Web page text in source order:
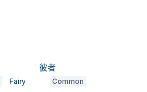
彼者
Fairy Common